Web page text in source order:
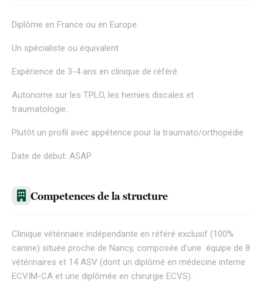
Diplôme en France ou en Europe.
Un spécialiste ou équivalent
Expérience de 3-4 ans en clinique de référé
Autonome sur les TPLO, les hernies discales et
traumatologie.
Plutôt un profil avec appétence pour la traumato/orthopédie
Date de début: ASAP
Competences de la structure
Clinique vétérinaire indépendante en référé exclusif (100%
canine) située proche de Nancy, composée d’une équipe de 8
vétérinaires et 14 ASV (dont un diplômé en médecine interne
ECVIM-CA et une diplômée en chirurgie ECVS).